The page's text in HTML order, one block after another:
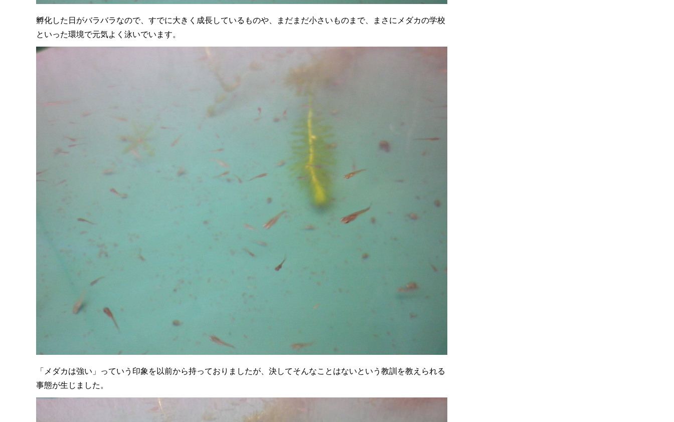
孵化した日がバラバラなので、すでに大きく成長しているものや、まだまだ小さいものまで、まさにメダカの学校
といった環境で元気よく泳いでいます。
「メダカは強い」っていう印象を以前から持っておりましたが、決してそんなことはないという教訓を教えられる
事態が生じました。